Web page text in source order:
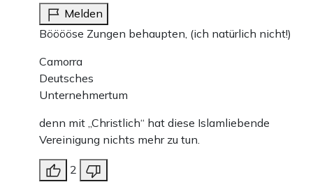
Melden
Bööööse Zungen behaupten, (ich natürlich nicht!)
Camorra
Deutsches
Unternehmertum
denn mit „Christlich“ hat diese Islamliebende
Vereinigung nichts mehr zu tun.
2